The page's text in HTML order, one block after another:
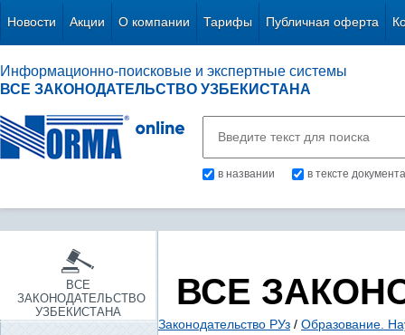
Новости Акции О компании Тарифы Публичная оферта
Информационно-поисковые и экспертные системы
ВСЕ ЗАКОНОДАТЕЛЬСТВО УЗБЕКИСТАНА
в названии в тексте документа
ВСЕ
ЗАКОНОДАТЕЛЬСТВО
УЗБЕКИСТАНА
ВСЕ
Законодательство РУз / Образование.